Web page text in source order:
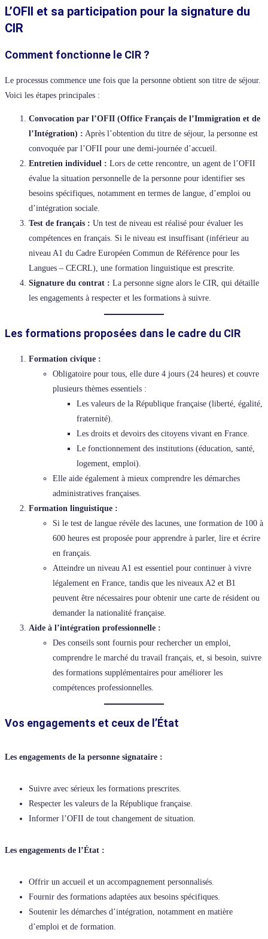
L’OFII et sa participation pour la signature du
CIR
Comment fonctionne le CIR ?
Le processus commence une fois que la personne obtient son titre de séjour.
Voici les étapes principales :
Convocation par l’OFII (Office Français de l’Immigration et de
l’Intégration) : Après l’obtention du titre de séjour, la personne est
convoquée par l’OFII pour une demi-journée d’accueil.
Entretien individuel : Lors de cette rencontre, un agent de l’OFII
évalue la situation personnelle de la personne pour identifier ses
besoins spécifiques, notamment en termes de langue, d’emploi ou
d’intégration sociale.
Test de français : Un test de niveau est réalisé pour évaluer les
compétences en français. Si le niveau est insuffisant (inférieur au
niveau A1 du Cadre Européen Commun de Référence pour les
Langues – CECRL), une formation linguistique est prescrite.
Signature du contrat : La personne signe alors le CIR, qui détaille
les engagements à respecter et les formations à suivre.
Les formations proposées dans le cadre du CIR
Formation civique :
Obligatoire pour tous, elle dure 4 jours (24 heures) et couvre
plusieurs thèmes essentiels :
Les valeurs de la République française (liberté, égalité,
fraternité).
Les droits et devoirs des citoyens vivant en France.
Le fonctionnement des institutions (éducation, santé,
logement, emploi).
Elle aide également à mieux comprendre les démarches
administratives françaises.
Formation linguistique :
Si le test de langue révèle des lacunes, une formation de 100 à
600 heures est proposée pour apprendre à parler, lire et écrire
en français.
Atteindre un niveau A1 est essentiel pour continuer à vivre
légalement en France, tandis que les niveaux A2 et B1
peuvent être nécessaires pour obtenir une carte de résident ou
demander la nationalité française.
Aide à l’intégration professionnelle :
Des conseils sont fournis pour rechercher un emploi,
comprendre le marché du travail français, et, si besoin, suivre
des formations supplémentaires pour améliorer les
compétences professionnelles.
Vos engagements et ceux de l’État
Les engagements de la personne signataire :
Suivre avec sérieux les formations prescrites.
Respecter les valeurs de la République française.
Informer l’OFII de tout changement de situation.
Les engagements de l’État :
Offrir un accueil et un accompagnement personnalisés.
Fournir des formations adaptées aux besoins spécifiques.
Soutenir les démarches d’intégration, notamment en matière
d’emploi et de formation.